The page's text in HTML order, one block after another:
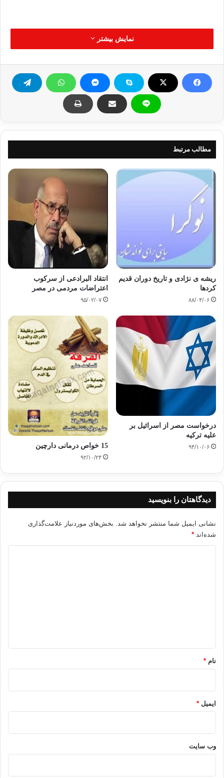
نمایش بیشتر
مطالب مرتبط
ریشه ی نژادی و تاریخ دوران قدیم
کردها
۸۸/۰۴/۰۶
انتقاد البرادعی از سرکوب
اعتراضات مردمی در مصر
۹۵/۰۲/۰۷
درخواست مصر از اسرائيل بر
علیه ترکیه
۹۴/۱۰/۰۶ 15 خواص درمانی دارچین
۹۲/۱۰/۲۴
دیدگاهتان را بنویسید
نشانی ایمیل شما منتشر نخواهد شد. بخش‌های موردنیاز علامت‌گذاری
شده‌اند *
نام *
ایمیل *
وب‌ سایت